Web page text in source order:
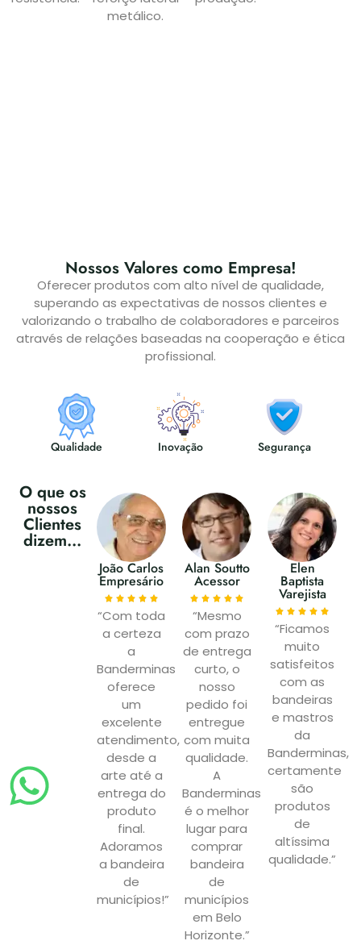
metálico.
Nossos Valores como Empresa!
Oferecer produtos com alto nível de qualidade,
superando as expectativas de nossos clientes e
valorizando o trabalho de colaboradores e parceiros
através de relações baseadas na cooperação e ética
profissional.
Qualidade Inovação Segurança
O que os
nossos
Clientes
dizem...
João Carlos
Empresário
“Com toda
a certeza
a
Banderminas
oferece
um
excelente
atendimento,
desde a
arte até a
entrega do
produto
final.
Adoramos
a bandeira
de
municípios!”
Alan Soutto
Acessor
“Mesmo
com prazo
de entrega
curto, o
nosso
pedido foi
entregue
com muita
qualidade.
A
Banderminas
é o melhor
lugar para
comprar
bandeira
de
municípios
em Belo
Horizonte.”
Elen
Baptista
Varejista
“Ficamos
muito
satisfeitos
com as
bandeiras
e mastros
da
Banderminas,
certamente
são
produtos
de
altíssima
qualidade.”